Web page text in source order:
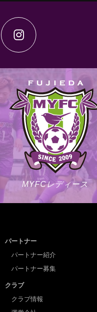
MYFCレディース
パートナー
パートナー紹介
パートナー募集
クラブ
クラブ情報